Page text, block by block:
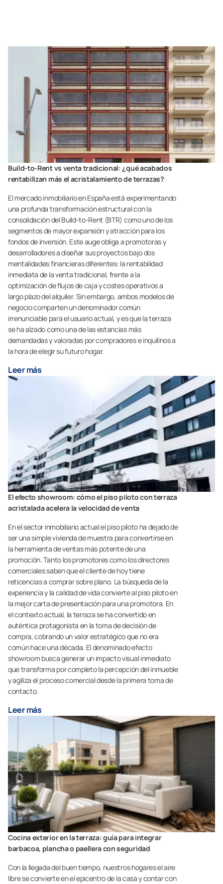
Build-to-Rent vs venta tradicional: ¿qué acabados
rentabilizan más el acristalamiento de terrazas?
El mercado inmobiliario en España está experimentando
una profunda transformación estructural con la
consolidación del Build-to-Rent (BTR) como uno de los
segmentos de mayor expansión y atracción para los
fondos de inversión. Este auge obliga a promotoras y
desarrolladores a diseñar sus proyectos bajo dos
mentalidades financieras diferentes: la rentabilidad
inmediata de la venta tradicional, frente a la
optimización de flujos de caja y costes operativos a
largo plazo del alquiler. Sin embargo, ambos modelos de
negocio comparten un denominador común
irrenunciable para el usuario actual, y es que la terraza
se ha alzado como una de las estancias más
demandadas y valoradas por compradores e inquilinos a
la hora de elegir su futuro hogar.
Leer más
El efecto showroom: cómo el piso piloto con terraza
acristalada acelera la velocidad de venta
En el sector inmobiliario actual el piso piloto ha dejado de
ser una simple vivienda de muestra para convertirse en
la herramienta de ventas más potente de una
promoción. Tanto los promotores como los directores
comerciales saben que el cliente de hoy tiene
reticencias a comprar sobre plano. La búsqueda de la
experiencia y la calidad de vida convierte al piso piloto en
la mejor carta de presentación para una promotora. En
el contexto actual, la terraza se ha convertido en
auténtica protagonista en la toma de decisión de
compra, cobrando un valor estratégico que no era
común hace una década. El denominado efecto
showroom busca generar un impacto visual inmediato
que transforma por completo la percepción del inmueble
y agiliza el proceso comercial desde la primera toma de
contacto.
Leer más
Cocina exterior en la terraza: guía para integrar
barbacoa, plancha o paellera con seguridad
Con la llegada del buen tiempo, nuestros hogares el aire
libre se convierte en el epicentro de la casa y contar con